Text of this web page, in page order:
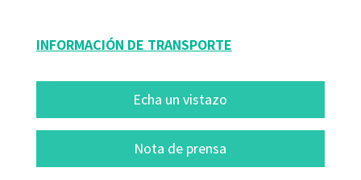
INFORMACIÓN DE TRANSPORTE
Echa un vistazo
Nota de prensa